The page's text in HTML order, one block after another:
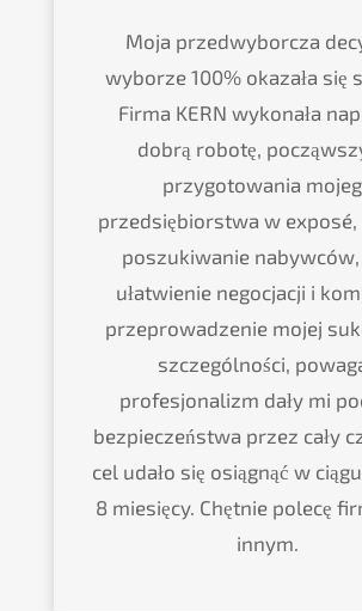
Moja przedwyborcza
wyborze 100% okazała się
Firma KERN wykonała
dobrą robotę,
przygotowania
przedsiębiorstwa w
poszukiwanie nabywców,
ułatwienie negocjacji i
przeprowadzenie mojej
szczególności,
profesjonalizm dały mi
bezpieczeństwa przez cały
cel udało się osiągnąć w
8 miesięcy. Chętnie polecę
innym.